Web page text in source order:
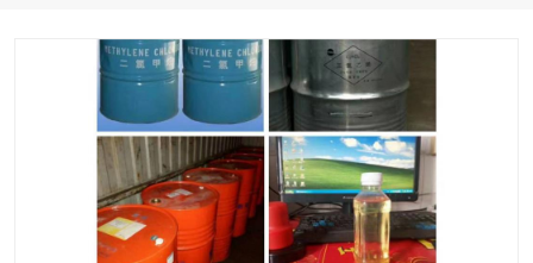
回收废白电油 回收废四氯乙烯
回收废清洗剂 上门回收废清洗剂